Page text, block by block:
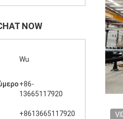
NOW
Wu
+86-
13665117920
+8613665117920